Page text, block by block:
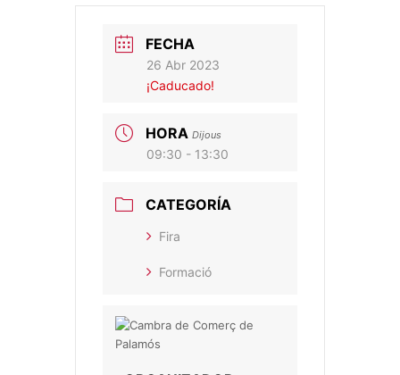
FECHA
26 Abr 2023
¡Caducado!
HORA Dijous
09:30 - 13:30
CATEGORÍA
Fira
Formació